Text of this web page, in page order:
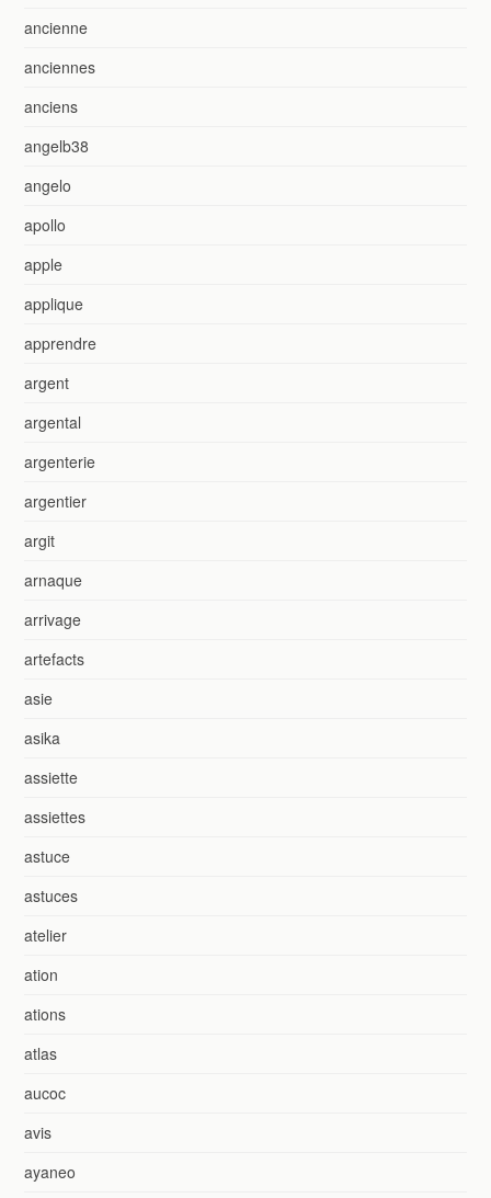
ancienne
anciennes
anciens
angelb38
angelo
apollo
apple
applique
apprendre
argent
argental
argenterie
argentier
argit
arnaque
arrivage
artefacts
asie
asika
assiette
assiettes
astuce
astuces
atelier
ation
ations
atlas
aucoc
avis
ayaneo